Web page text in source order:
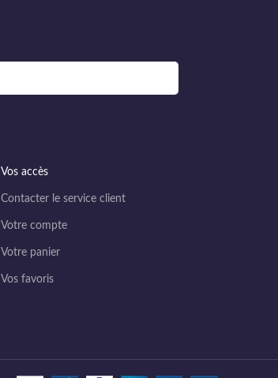
Vos accès
Contacter le service client
Votre compte
Votre panier
Vos favoris